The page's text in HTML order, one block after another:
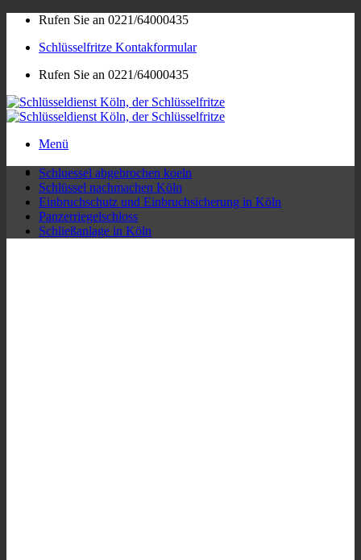
Zum
springen
Rufen Sie an 0221/64000435
Schlüsselfritze Kontakformular
Rufen Sie an 0221/64000435
Menü
Schluessel abgebrochen koeln
Schlüssel nachmachen Köln
Einbruchschutz und Einbruchsicherung in Köln
Panzerriegelschloss
Schließanlage in Köln